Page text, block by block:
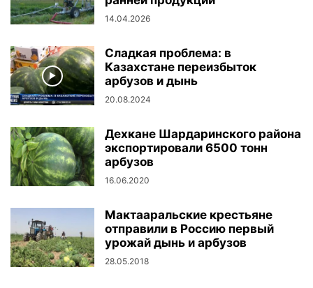
14.04.2026
Сладкая проблема: в
Казахстане переизбыток
арбузов и дынь
20.08.2024
Дехкане Шардаринского района
экспортировали 6500 тонн
арбузов
16.06.2020
Мактааральские крестьяне
отправили в Россию первый
урожай дынь и арбузов
28.05.2018